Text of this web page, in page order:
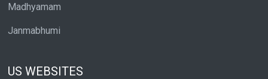
Madhyamam
Janmabhumi
US WEBSITES